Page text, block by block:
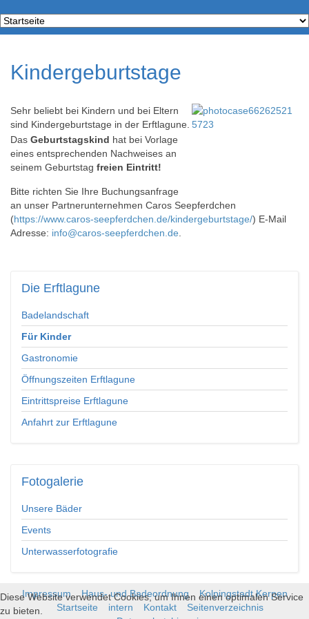
Kindergeburtstage
Sehr beliebt bei Kindern und bei Eltern
sind Kindergeburtstage in der Erftlagune.
Das Geburtstagskind hat bei Vorlage
eines entsprechenden Nachweises an
seinem Geburtstag freien Eintritt!
Bitte richten Sie Ihre Buchungsanfrage
an unser Partnerunternehmen Caros Seepferdchen
(https://www.caros-seepferdchen.de/kindergeburtstage/) E-Mail
Adresse: info@caros-seepferdchen.de
Die Erftlagune
Badelandschaft
Für Kinder
Gastronomie
Öffnungszeiten Erftlagune
Eintrittspreise Erftlagune
Anfahrt zur Erftlagune
Fotogalerie
Unsere Bäder
Events
Unterwasserfotografie
Impressum Haus- und Badeordnung
Kolpingstadt Kerpen
Startseite
intern Kontakt
Seitenverzeichnis
Diese Website verwendet Cookies, um Ihnen einen optimalen Service
zu bieten.